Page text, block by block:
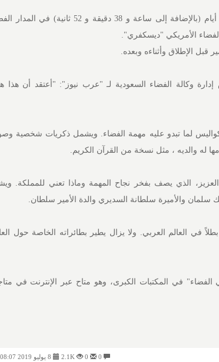
وأضاف الموقع أن الأمير سلطان قضى سبعة أيام (بالإضافة إلى ساعة و 38
رئيس مجلس إدارة وكالة الفضاء السعودية لـ "عرب نيوز": "أعتقد أن
لما تبدو عليه مهمة الفضاء. ويشمل ذكريات شخصية
له والديه ، مثل نسخة من القرآن الكريم.
الذي يصف بفخر نجاح المهمة وماذا تعني للمملكة.
سلمان والأميرة سلطانة السديري والدة الأمير سلطان.
في العالم العربي. ولا يزال يطير بطائراته الخاصة حول
2.1K